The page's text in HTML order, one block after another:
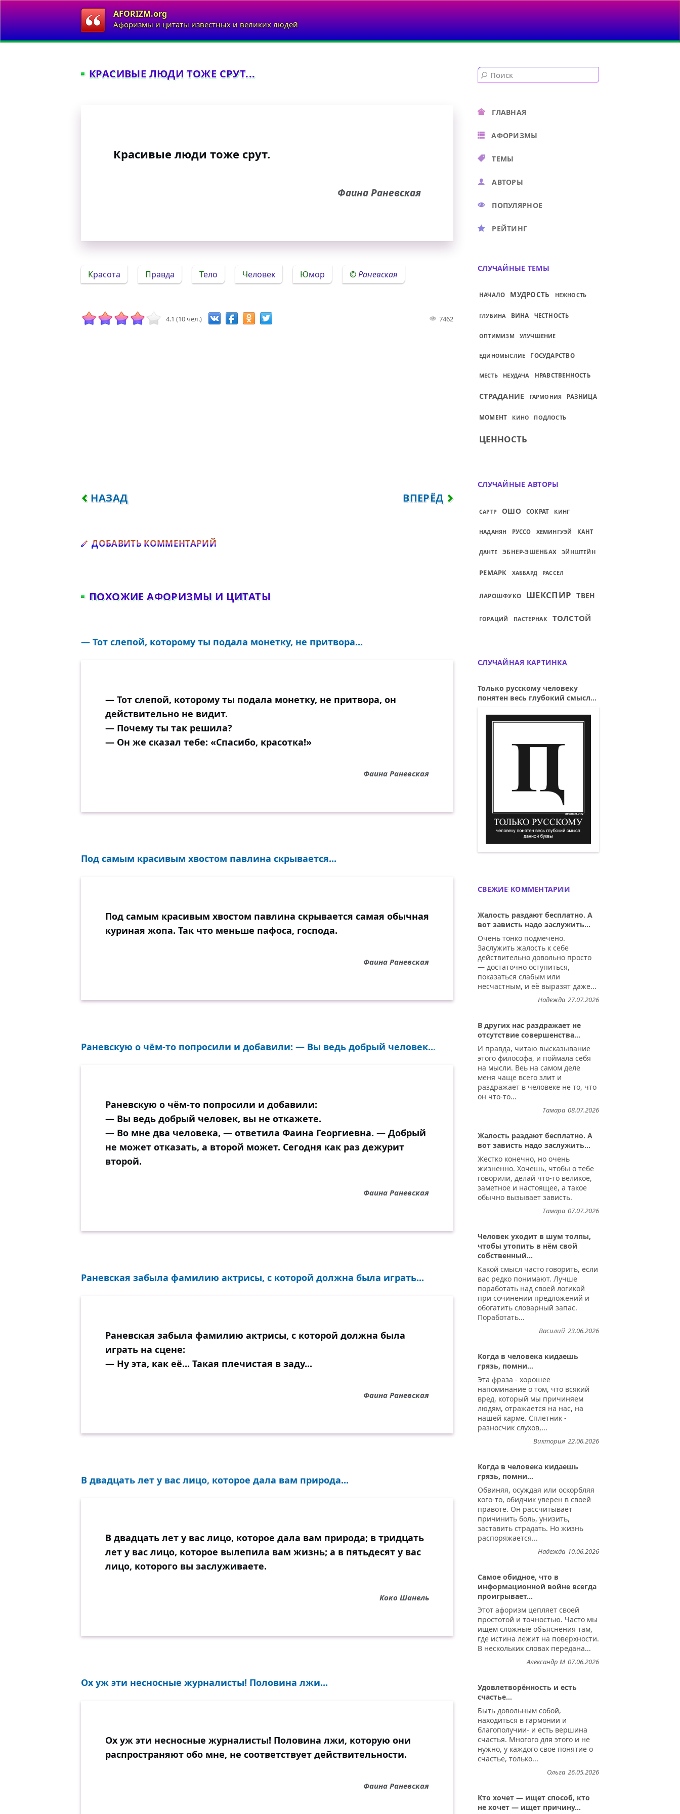
AFORIZM.org
Афоризмы и цитаты известных и великих людей
КРАСИВЫЕ ЛЮДИ ТОЖЕ СРУТ...
Красивые люди тоже срут.
Фаина Раневская
Красота Правда Тело Человек Юмор Раневская
4.1 (10 чел.) 7462
ПРЕДЫДУЩИЙ: Я НЕ ПРИЗНАЮ СЛОВА «ИГРАТЬ»...
НАЗАД СЛЕДУЮЩИЙ: ЛЕСБИЯНСТВО,
ВПЕРЁД
ДОБАВИТЬ КОММЕНТАРИЙ
ПОХОЖИЕ АФОРИЗМЫ И ЦИТАТЫ
— Тот слепой, которому ты подала монетку, не притвора...
— Тот слепой, которому ты подала монетку, не притвора, он
действительно не видит.
— Почему ты так решила?
— Он же сказал тебе: «Спасибо, красотка!»
Фаина Раневская
Под самым красивым хвостом павлина скрывается...
Под самым красивым хвостом павлина скрывается самая обычная
куриная жопа. Так что меньше пафоса, господа.
Фаина Раневская
Раневскую о чём-то попросили и добавили: — Вы ведь добрый человек...
Раневскую о чём-то попросили и добавили:
— Вы ведь добрый человек, вы не откажете.
— Во мне два человека, — ответила Фаина Георгиевна. — Добрый
не может отказать, а второй может. Сегодня как раз дежурит
второй.
Фаина Раневская
Раневская забыла фамилию актрисы, с которой должна была играть...
Раневская забыла фамилию актрисы, с которой должна была
играть на сцене:
— Ну эта, как её... Такая плечистая в заду...
Фаина Раневская
В двадцать лет у вас лицо, которое дала вам природа...
В двадцать лет у вас лицо, которое дала вам природа; в тридцать
лет у вас лицо, которое вылепила вам жизнь; а в пятьдесят у вас
лицо, которого вы заслуживаете.
Коко Шанель
Ох уж эти несносные журналисты! Половина лжи...
Ох уж эти несносные журналисты! Половина лжи, которую они
распространяют обо мне, не соответствует действительности.
Фаина Раневская
ГЛАВНАЯ
АФОРИЗМЫ
ТЕМЫ
АВТОРЫ
ПОПУЛЯРНОЕ
РЕЙТИНГ
СЛУЧАЙНЫЕ ТЕМЫ
НАЧАЛО МУДРОСТЬ НЕЖНОСТЬ
ГЛУБИНА ВИНА ЧЕСТНОСТЬ
ОПТИМИЗМ УЛУЧШЕНИЕ
ЕДИНОМЫСЛИЕ ГОСУДАРСТВО
МЕСТЬ НЕУДАЧА НРАВСТВЕННОСТЬ
СТРАДАНИЕ ГАРМОНИЯ РАЗНИЦА
МОМЕНТ КИНО ПОДЛОСТЬ
ЦЕННОСТЬ
СЛУЧАЙНЫЕ АВТОРЫ
САРТР ОШО СОКРАТ КИНГ
НАДАНЯН РУССО ХЕМИНГУЭЙ КАНТ
ДАНТЕ ЭБНЕР-ЭШЕНБАХ ЭЙНШТЕЙН
РЕМАРК ХАББАРД РАССЕЛ
ЛАРОШФУКО ШЕКСПИР ТВЕН
ГОРАЦИЙ ПАСТЕРНАК ТОЛСТОЙ
СЛУЧАЙНАЯ КАРТИНКА
Только русскому человеку
понятен весь глубокий смысл...
Только русскому человеку понятен
СВЕЖИЕ КОММЕНТАРИИ
Жалость раздают бесплатно. А
вот зависть надо заслужить...
Очень тонко подмечено.
Заслужить жалость к себе
действительно довольно просто
— достаточно оступиться,
показаться слабым или
несчастным, и её выразят даже...
27.07.2026
Надежда
В других нас раздражает не
отсутствие совершенства...
И правда, читаю высказывание
этого философа, и поймала себя
на мысли. Веь на самом деле
меня чаще всего злит и
раздражает в человеке не то, что
он что-то...
08.07.2026
Тамара
Жалость раздают бесплатно. А
вот зависть надо заслужить...
Жестко конечно, но очень
жизненно. Хочешь, чтобы о тебе
говорили, делай что-то великое,
заметное и настоящее, а такое
обычно вызывает зависть.
07.07.2026
Тамара
Человек уходит в шум толпы,
чтобы утопить в нём свой
собственный...
Какой смысл часто говорить, если
вас редко понимают. Лучше
поработать над своей логикой
при сочинении предложений и
обогатить словарный запас.
Поработать...
23.06.2026
Василий
Когда в человека кидаешь
грязь, помни...
Эта фраза - хорошее
напоминание о том, что всякий
вред, который мы причиняем
людям, отражается на нас, на
нашей карме. Сплетник -
разносчик слухов,...
22.06.2026
Виктория
Когда в человека кидаешь
грязь, помни...
Обвиняя, осуждая или оскорбляя
кого-то, обидчик уверен в своей
правоте. Он рассчитывает
причинить боль, унизить,
заставить страдать. Но жизнь
распоряжается...
10.06.2026
Надежда
Самое обидное, что в
информационной войне всегда
проигрывает...
Этот афоризм цепляет своей
простотой и точностью. Часто мы
ищем сложные объяснения там,
где истина лежит на поверхности.
В нескольких словах передана...
07.06.2026
Александр М
Удовлетворённость и есть
счастье...
Быть довольным собой,
находиться в гармонии и
благополучии- и есть вершина
счастья. Многого для этого и не
нужно, у каждого свое понятие о
счастье, только...
26.05.2026
Ольга
Кто хочет — ищет способ, кто
не хочет — ищет причину...